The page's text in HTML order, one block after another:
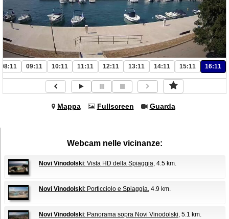
08:11 09:11 10:11 11:11 12:11 13:11 14:11 15:11 16:11
Mappa Fullscreen Guarda
Webcam nelle vicinanze:
Novi Vinodolski: Vista HD della Spiaggia, 4.5 km.
Novi Vinodolski: Porticciolo e Spiaggia, 4.9 km.
Novi Vinodolski: Panorama sopra Novi Vinodolski, 5.1 km.